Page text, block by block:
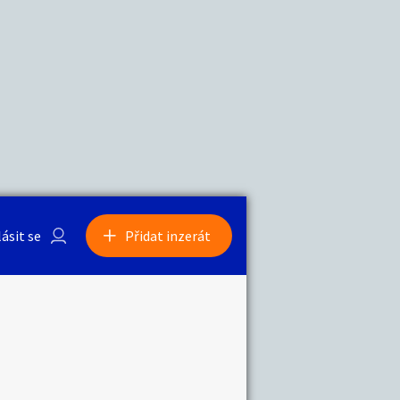
se Přidat inzerát
Sběratelství
0/1000